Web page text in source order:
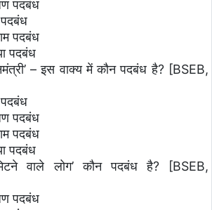
पदबंध
पदबंध
पदबंध
पदबंध
– इस वाक्य में कौन पदबंध है? [BSEB,
पदबंध
पदबंध
पदबंध
पदबंध
वाले लोग’ कौन पदबंध है? [BSEB,
पदबंध